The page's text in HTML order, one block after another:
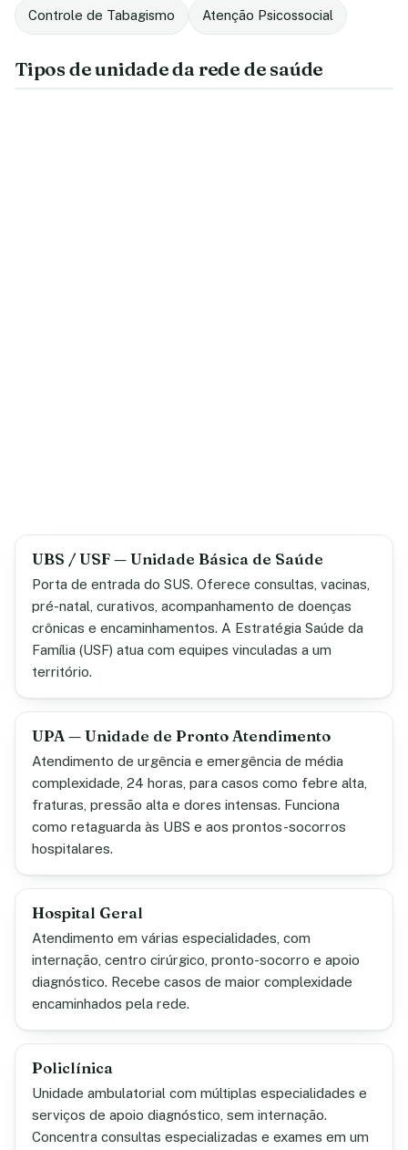
Controle de Tabagismo Atenção Psicossocial
Tipos de unidade da rede de saúde
UBS / USF — Unidade Básica de Saúde
Porta de entrada do SUS. Oferece consultas, vacinas,
pré-natal, curativos, acompanhamento de doenças
crônicas e encaminhamentos. A Estratégia Saúde da
Família (USF) atua com equipes vinculadas a um
território.
UPA — Unidade de Pronto Atendimento
Atendimento de urgência e emergência de média
complexidade, 24 horas, para casos como febre alta,
fraturas, pressão alta e dores intensas. Funciona
como retaguarda às UBS e aos prontos-socorros
hospitalares.
Hospital Geral
Atendimento em várias especialidades, com
internação, centro cirúrgico, pronto-socorro e apoio
diagnóstico. Recebe casos de maior complexidade
encaminhados pela rede.
Policlínica
Unidade ambulatorial com múltiplas especialidades e
serviços de apoio diagnóstico, sem internação.
Concentra consultas especializadas e exames em um